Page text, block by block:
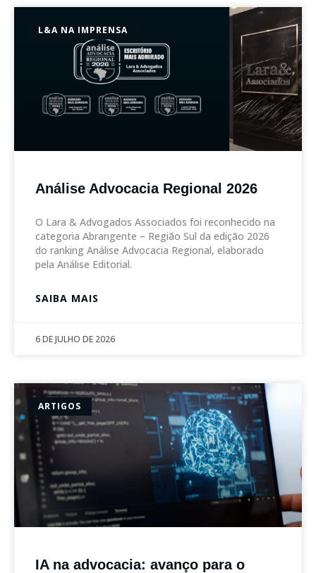
L&A NA IMPRENSA
Análise Advocacia Regional 2026
O Lara & Advogados Associados foi reconhecido na
categoria Abrangente – Região Sul da edição 2026
do ranking Análise Advocacia Regional, elaborado
pela Análise Editorial.
SAIBA MAIS
6 DE JULHO DE 2026
ARTIGOS
IA na advocacia: avanço para o